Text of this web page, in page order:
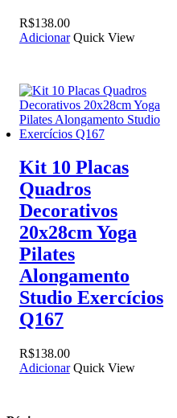
R$138.00
Adicionar Quick View
Kit 10 Placas
Quadros
Decorativos
20x28cm Yoga
Pilates
Alongamento
Studio Exercícios
Q167
R$138.00
Adicionar Quick View